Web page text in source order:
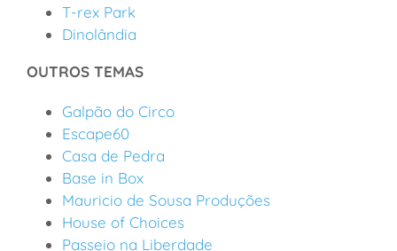
T-rex Park
Dinolândia
OUTROS TEMAS
Galpão do Circo
Escape60
Casa de Pedra
Base in Box
Mauricio de Sousa Produções
House of Choices
Passeio na Liberdade